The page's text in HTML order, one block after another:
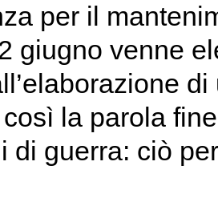
per il
giugno venne
la parola
di guerra: ciò